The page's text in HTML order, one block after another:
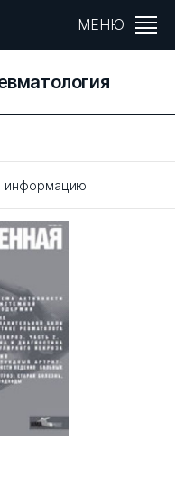
МЕНЮ
информацию